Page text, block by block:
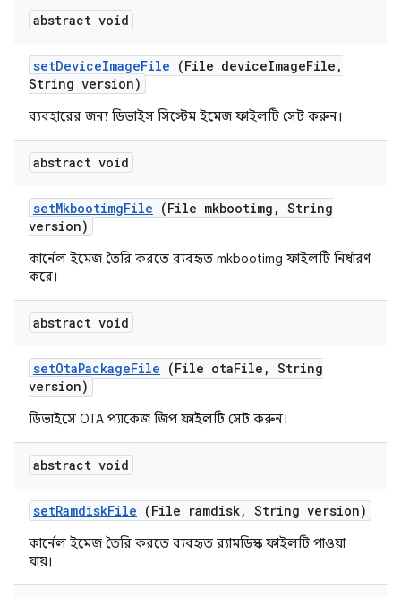
abstract void
setDeviceImageFile (File deviceImageFile ,
String version)
ব্যবহারের জন্য ডিভাইস সিস্টেম ইমেজ ফাইলটি সেট করুন।
abstract void
setMkbootimgFile (File mkbootimg , String
version)
কার্নেল ইমেজ তৈরি করতে ব্যবহৃত mkbootimg ফাইলটি নির্ধারণ
করে।
abstract void
setOtaPackageFile (File otaFile , String
version)
ডিভাইসে OTA প্যাকেজ জিপ ফাইলটি সেট করুন।
abstract void
setRamdiskFile (File ramdisk, String version)
কার্নেল ইমেজ তৈরি করতে ব্যবহৃত র‍্যামডিস্ক ফাইলটি পাওয়া
যায়।